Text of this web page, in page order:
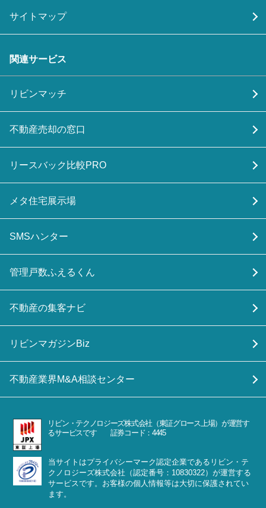
サイトマップ
関連サービス
リビンマッチ
不動産売却の窓口
リースバック比較PRO
メタ住宅展示場
SMSハンター
管理戸数ふえるくん
不動産の集客ナビ
リビンマガジンBiz
不動産業界M&A相談センター
リビン・テクノロジーズ株式会社（東証グロース上場）が運営す
るサービスです 証券コード：4445
当サイトはプライバシーマーク認定企業であるリビン・テ
クノロジーズ株式会社（認定番号：10830322）が運営する
サービスです。お客様の個人情報等は大切に保護されてい
ます。